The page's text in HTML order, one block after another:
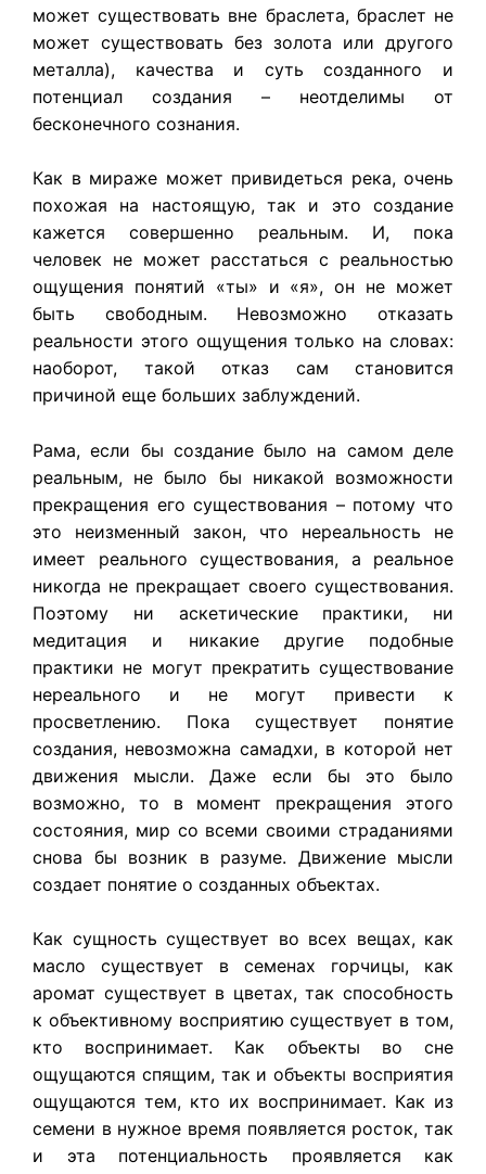
может существовать вне браслета, браслет не
может существовать без золота или другого
металла), качества и суть созданного и
потенциал создания – неотделимы от
бесконечного сознания.
Как в мираже может привидеться река, очень
похожая на настоящую, так и это создание
кажется совершенно реальным. И, пока
человек не может расстаться с реальностью
ощущения понятий «ты» и «я», он не может
быть свободным. Невозможно отказать
реальности этого ощущения только на словах:
наоборот, такой отказ сам становится
причиной еще больших заблуждений.
Рама, если бы создание было на самом деле
реальным, не было бы никакой возможности
прекращения его существования – потому что
это неизменный закон, что нереальность не
имеет реального существования, а реальное
никогда не прекращает своего существования.
Поэтому ни аскетические практики, ни
медитация и никакие другие подобные
практики не могут прекратить существование
нереального и не могут привести к
просветлению. Пока существует понятие
создания, невозможна самадхи, в которой нет
движения мысли. Даже если бы это было
возможно, то в момент прекращения этого
состояния, мир со всеми своими страданиями
снова бы возник в разуме. Движение мысли
создает понятие о созданных объектах.
Как сущность существует во всех вещах, как
масло существует в семенах горчицы, как
аромат существует в цветах, так способность
к объективному восприятию существует в том,
кто воспринимает. Как объекты во сне
ощущаются спящим, так и объекты восприятия
ощущаются тем, кто их воспринимает. Как из
семени в нужное время появляется росток, так
и эта потенциальность проявляется как